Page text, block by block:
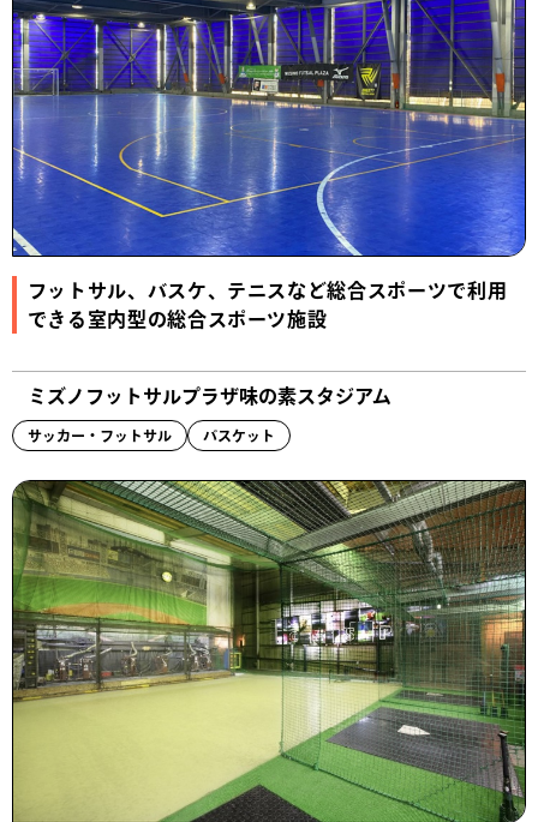
フットサル、バスケ、テニスなど総合スポーツで利用
できる室内型の総合スポーツ施設
ミズノフットサルプラザ味の素スタジアム
サッカー・フットサル バスケット